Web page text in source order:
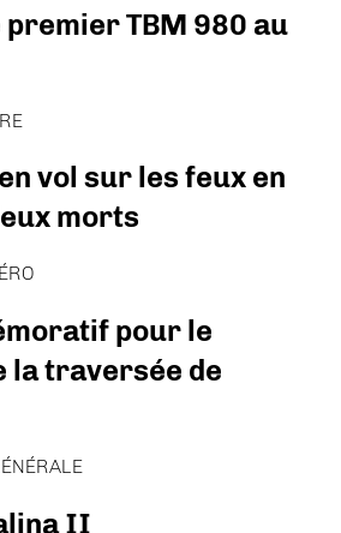
TBM 980 au
vol sur les feux en
morts
pour le
la traversée de
II